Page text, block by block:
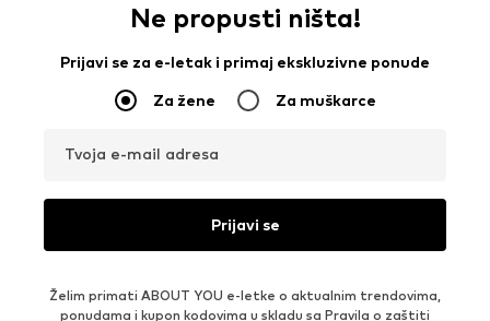
Ne propusti ništa!
Prijavi se za e-letak i primaj ekskluzivne ponude
Za žene Za muškarce
Tvoja e-mail adresa
Prijavi se
Želim primati ABOUT YOU e-letke o aktualnim trendovima,
ponudama i kupon kodovima u skladu sa Pravila o zaštiti